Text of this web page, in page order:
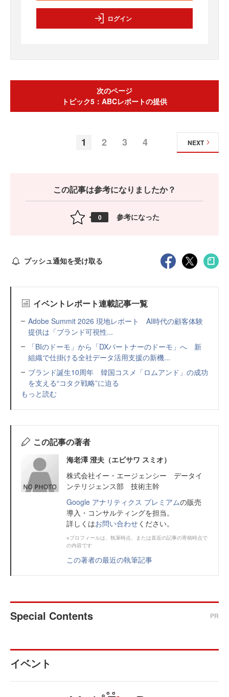
ログイン
次のページ
トピック5：ABCレポートの提供
1 2 3 4 NEXT
この記事は参考になりましたか？
0 参考になった
プッシュ通知を受け取る
イベントレポート連載記事一覧
Adobe Summit 2026 現地レポート AI時代の顧客体験
提供は「ブランド可視性...
「BIのドーモ」から「DXパートナーのドーモ」へ 新
組織で仕掛ける全社データ活用支援の新機...
ブランド誕生10周年 韓国コスメ「ロムアンド」の成功
を支える“コタク戦略”に迫る
もっと読む
この記事の著者
海老澤 澄夫（エビサワ スミオ）
株式会社イー・エージェンシー データイ
ンテリジェンス部 技術主幹
Google アナリティクス プレミアムの販売
導入・コンサルティングを担当。
詳しくはお問い合わせください。
※プロフィールは、執筆時点、または直近の記事の寄稿時点で
の内容です
この著者の最近の執筆記事
Special Contents PR
イベント